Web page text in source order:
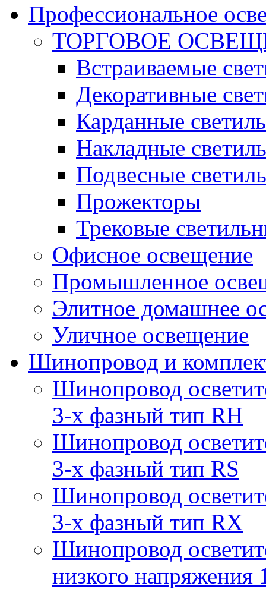
Профессиональное
ТОРГОВОЕ
Встраиваемые
Декоративные
Карданные
Накладные
Подвесные
Прожекторы
Трековые
Офисное освещение
Промышленное
Элитное домашнее
Уличное освещение
Шинопровод и
Шинопровод
3-х фазный тип RH
Шинопровод
3-х фазный тип RS
Шинопровод
3-х фазный тип RX
Шинопровод
низкого напряжения